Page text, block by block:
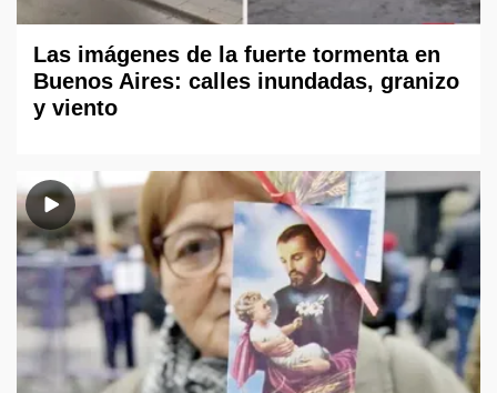
Las imágenes de la fuerte tormenta en
Buenos Aires: calles inundadas, granizo
y viento